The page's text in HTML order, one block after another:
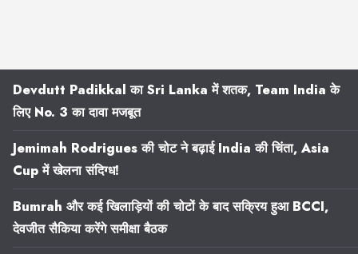
Devdutt Padikkal का Sri Lanka में शतक, Team India के
लिए No. 3 का दावा मजबूत
Jemimah Rodrigues की चोट ने बढ़ाई India की चिंता, Asia
Cup में खेलना संदिग्ध!
Bumrah और कई खिलाड़ियों की चोटों के बाद सक्रिय हुआ BCCI,
देवजीत सैकिया करेंगे समीक्षा बैठक